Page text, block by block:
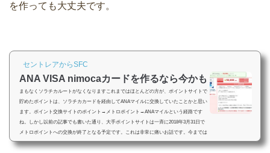
を作っても大丈夫です。
セントレアからSFC
ANA VISA nimocaカードを作るなら今かも
まもなくソラチカルートがなくなりますこれまではほとんどの方が、ポイントサイトで
貯めたポイントは、ソラチカカードを経由してANAマイルに交換していたことかと思い
ます。ポイント交換サイトのポイント→メトロポイント→ANAマイルという経路です
ね。しかし以前の記事でも書いた通り、大手ポイントサイトは一斉に2018年3月31日で
メトロポイントへの交換が終了となる予定です。これは非常に痛いお話です。今までは
0.9倍という高率でANAマイルに交換できていたのが、まったくできなくなってしまう